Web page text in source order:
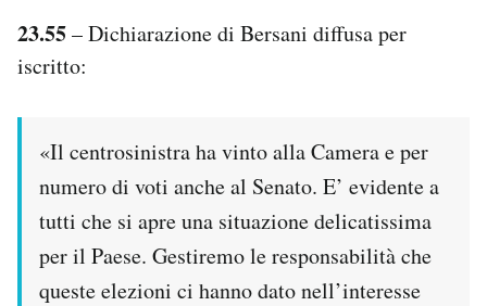
23.55– Dichiarazione di Bersani diffusa per
iscritto:
«Il centrosinistra ha vinto alla Camera e per
numero di voti anche al Senato. E’ evidente a
tutti che si apre una situazione delicatissima
per il Paese. Gestiremo le responsabilità che
queste elezioni ci hanno dato nell’interesse